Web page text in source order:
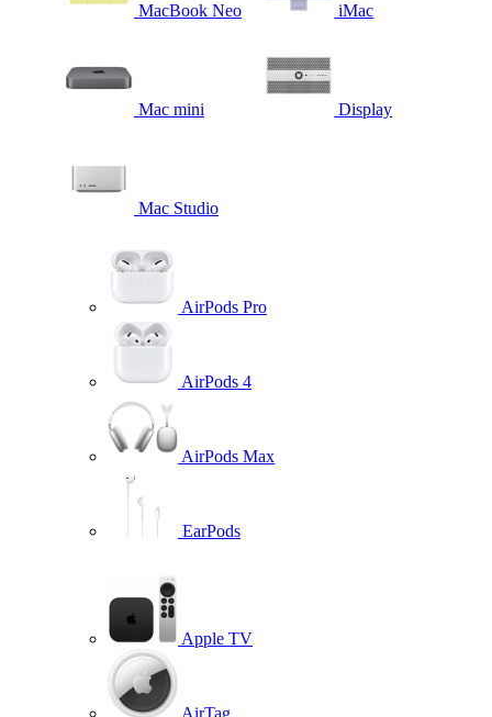
MacBook Neo iMac
Mac mini Display
Mac Studio
AirPods Pro
AirPods 4
AirPods Max
EarPods
Apple TV